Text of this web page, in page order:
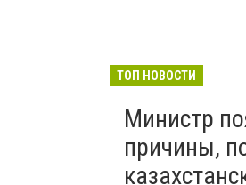
ТОП НОВОСТИ
Министр
причины,